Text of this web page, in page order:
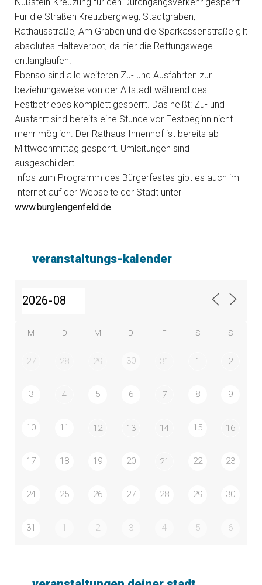
Für die Straßen Kreuzbergweg, Stadtgraben,
Rathausstraße, Am Graben und die Sparkassenstraße gilt
absolutes Halteverbot, da hier die Rettungswege
entlanglaufen.
Ebenso sind alle weiteren Zu- und Ausfahrten zur
beziehungsweise von der Altstadt während des
Festbetriebes komplett gesperrt. Das heißt: Zu- und
Ausfahrt sind bereits eine Stunde vor Festbeginn nicht
mehr möglich. Der Rathaus-Innenhof ist bereits ab
Mittwochmittag gesperrt. Umleitungen sind
ausgeschildert.
Infos zum Programm des Bürgerfestes gibt es auch im
Internet auf der Webseite der Stadt unter
www.burglengenfeld.de
veranstaltungs-kalender
M D M D F S S
27 28 29 30 31 1 2
3 4 5 6 7 8 9
10 11 12 13 14 15 16
17 18 19 20 21 22 23
24 25 26 27 28 29 30
31 1 2 3 4 5 6